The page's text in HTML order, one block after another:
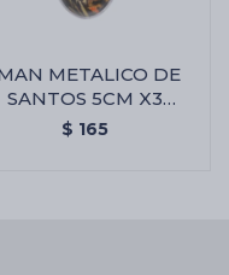
METALICO DE
SANTOS 5CM X3
- Gp118/arc.
$ 165